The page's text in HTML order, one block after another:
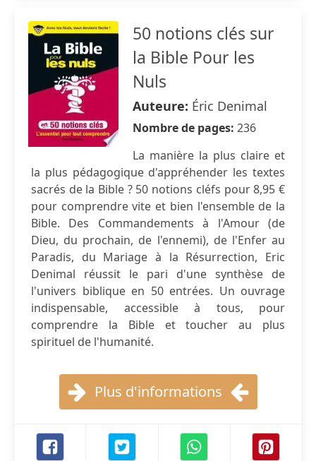
50 notions clés sur
la Bible Pour les
Nuls
Auteure: Éric Denimal
Nombre de pages: 236
La manière la plus claire et
la plus pédagogique d'appréhender les textes
sacrés de la Bible ? 50 notions cléfs pour 8,95 €
pour comprendre vite et bien l'ensemble de la
Bible. Des Commandements à l'Amour (de
Dieu, du prochain, de l'ennemi), de l'Enfer au
Paradis, du Mariage à la Résurrection, Eric
Denimal réussit le pari d'une synthèse de
l'univers biblique en 50 entrées. Un ouvrage
indispensable, accessible à tous, pour
comprendre la Bible et toucher au plus
spirituel de l'humanité.
Plus d'informations